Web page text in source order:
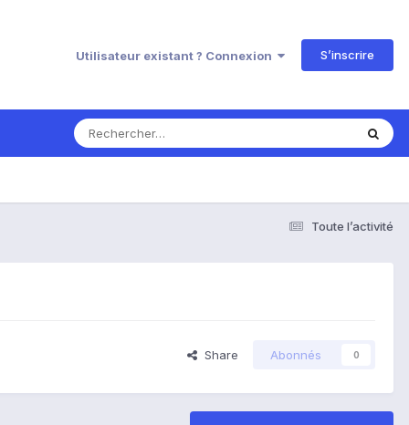
Utilisateur existant ? Connexion S’inscrire
Toute l’activité
Share Abonnés 0